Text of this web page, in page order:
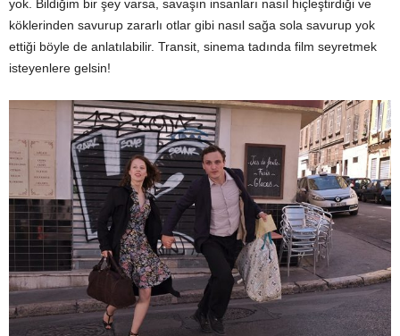
yok. Bildiğim bir şey varsa, savaşın insanları nasıl hiçleştirdiği ve
köklerinden savurup zararlı otlar gibi nasıl sağa sola savurup yok
ettiği böyle de anlatılabilir. Transit, sinema tadında film seyretmek
isteyenlere gelsin!